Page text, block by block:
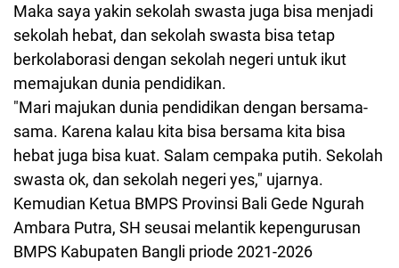
Maka saya yakin sekolah swasta juga bisa menjadi
sekolah hebat, dan sekolah swasta bisa tetap
berkolaborasi dengan sekolah negeri untuk ikut
memajukan dunia pendidikan.
"Mari majukan dunia pendidikan dengan bersama-
sama. Karena kalau kita bisa bersama kita bisa
hebat juga bisa kuat. Salam cempaka putih. Sekolah
swasta ok, dan sekolah negeri yes," ujarnya.
Kemudian Ketua BMPS Provinsi Bali Gede Ngurah
Ambara Putra, SH seusai melantik kepengurusan
BMPS Kabupaten Bangli priode 2021-2026